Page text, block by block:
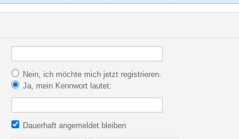
Nein, ich möchte mich jetzt registrieren.
Ja, mein Kennwort lautet:
Dauerhaft angemeldet bleiben